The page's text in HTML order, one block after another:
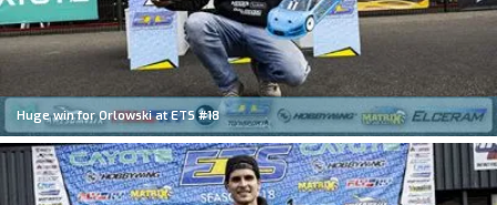
Huge win for Orlowski at ETS #18